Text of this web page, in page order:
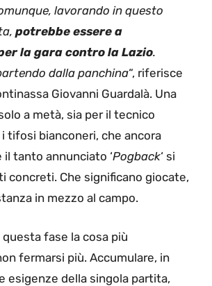
lavorando in questo
potrebbe essere a
la gara contro la Lazio.
dalla panchina“, riferisce
Giovanni Guardalà. Una
a metà, sia per il tecnico
tifosi bianconeri, che ancora
tanto annunciato ‘Pogback‘ si
concreti. Che significano giocate,
in mezzo al campo.
fase la cosa più
fermarsi più. Accumulare, in
esigenze della singola partita,